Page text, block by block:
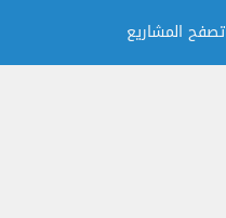
تصفح المشاريع